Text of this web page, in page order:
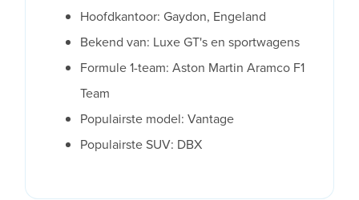
Hoofdkantoor: Gaydon, Engeland
Bekend van: Luxe GT's en sportwagens
Formule 1-team: Aston Martin Aramco F1
Team
Populairste model: Vantage
Populairste SUV: DBX